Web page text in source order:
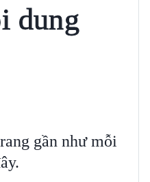
dung
gần như mỗi